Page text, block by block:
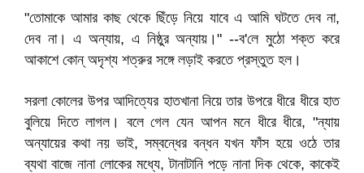
"তোমাকে আমার কাছ থেকে ছিঁড়ে নিয়ে যাবে এ আমি ঘটতে দেব না,
দেব না। এ অন্যায়, এ নিষ্ঠুর অন্যায়।" --ব'লে মুঠো শক্ত করে
আকাশে কোন্‌ অদৃশ্য শত্রুর সঙ্গে লড়াই করতে প্রস্তুত হল।
সরলা কোলের উপর আদিত্যের হাতখানা নিয়ে তার উপরে ধীরে ধীরে হাত
বুলিয়ে দিতে লাগল। বলে গেল যেন আপন মনে ধীরে ধীরে, "ন্যায়
অন্যায়ের কথা নয় ভাই, সম্বন্ধের বন্ধন যখন ফাঁস হয়ে ওঠে তার
ব্যথা বাজে নানা লোকের মধ্যে, টানাটানি পড়ে নানা দিক থেকে, কাকেই